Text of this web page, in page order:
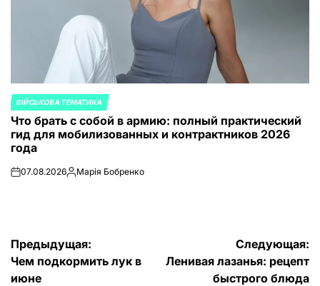
ОПУБЛИКОВАНО
В
ВІЙСЬКОВА ТЕМАТИКА
Что брать с собой в армию: полный практический
гид для мобилизованных и контрактников 2026
года
on07.08.2026Запись
Марія Бобренко
Навигация
по
Предыдущая:
Чем подкормить лук в
июне
Следующая:
Ленивая лазанья: рецепт
быстрого блюда